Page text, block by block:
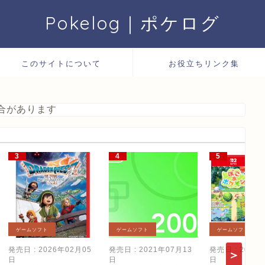
Pokelog｜ポケログ
このサイトについて お役立ちリンク集
があります
ゲームソフト
発売日 : 2026年02月05
日
ゲームソフト
発売日 : 2021年07月13
日
ゲームソフト
発売日 : 2026
日